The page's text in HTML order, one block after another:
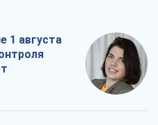
1 августа